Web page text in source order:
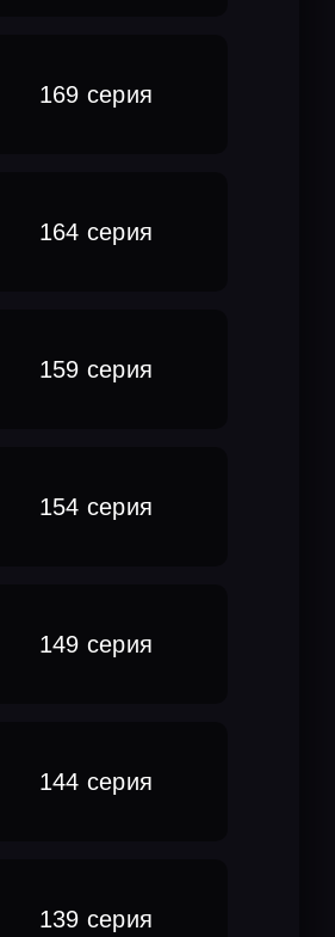
169 серия
164 серия
159 серия
154 серия
149 серия
144 серия
139 серия